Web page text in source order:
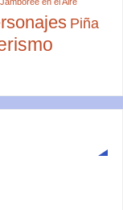
Jamboree en el Aire
Piña